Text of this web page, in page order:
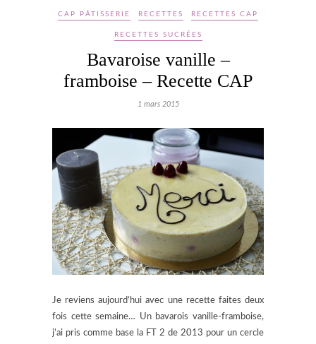
CAP PÂTISSERIE RECETTES RECETTES CAP
RECETTES SUCRÉES
Bavaroise vanille –
framboise – Recette CAP
1 mars 2015
Je reviens aujourd’hui avec une recette faites deux
fois cette semaine… Un bavarois vanille-framboise,
j’ai pris comme base la FT 2 de 2013 pour un cercle